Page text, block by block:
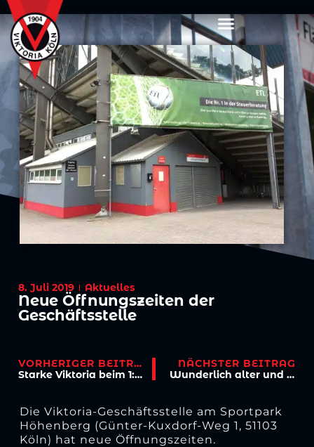
8. Juli 2019 Aktuelles
Neue Öffnungszeiten der
Geschäftsstelle
VORHERIGER BEITRAG
Starke Viktoria beim 1:1 gegen Eupen
NÄCHSTER BEITRAG
Wunderlich alter und neuer Kapitän
Die Viktoria-Geschäftsstelle am Sportpark
Höhenberg (Günter-Kuxdorf-Weg 1, 51103
Köln) hat neue Öffnungszeiten.